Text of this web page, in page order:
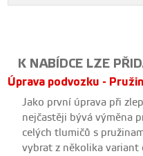
K NABÍDCE LZE
Úprava podvozku -
Jako první úprava při
nejčastěji bývá výměna
celých tlumičů s
vybrat z několika variant